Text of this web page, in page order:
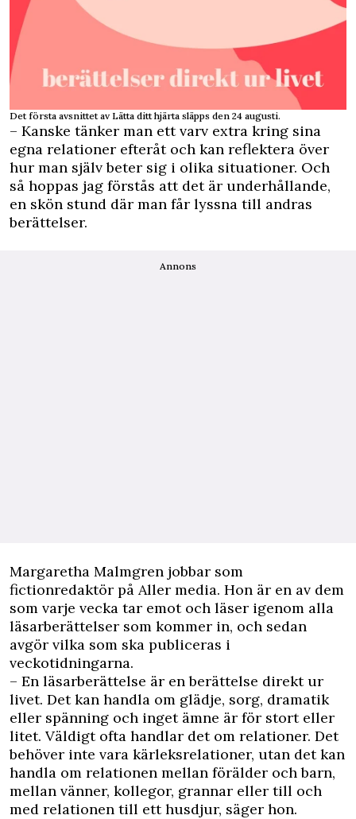
Det första avsnittet av Lätta ditt hjärta släpps den 24 augusti.
– Kanske tänker man ett varv extra kring sina
egna relationer efteråt och kan reflektera över
hur man själv beter sig i olika situationer. Och
så hoppas jag förstås att det är underhållande,
en skön stund där man får lyssna till andras
berättelser.
Annons
Margaretha Malmgren jobbar som
fictionredaktör på Aller media. Hon är en av dem
som varje vecka tar emot och läser igenom alla
läsarberättelser som kommer in, och sedan
avgör vilka som ska publiceras i
veckotidningarna.
– En läsarberättelse är en berättelse direkt ur
livet. Det kan handla om glädje, sorg, dramatik
eller spänning och inget ämne är för stort eller
litet. Väldigt ofta handlar det om relationer. Det
behöver inte vara kärleksrelationer, utan det kan
handla om relationen mellan förälder och barn,
mellan vänner, kollegor, grannar eller till och
med relationen till ett husdjur, säger hon.